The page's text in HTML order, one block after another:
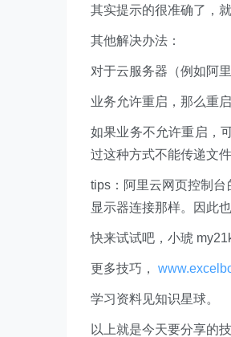
其实提示的很准确了，
其他解决办法：
对于云服务器（例如阿
业务允许重启，那么重
如果业务不允许重启，
过这种方式不能传递文
tips：阿里云网页控制
显示器连接那样。因此
快来试试吧，小琥
更多技巧，
学习资料见知识星球。
以上就是今天要分享的